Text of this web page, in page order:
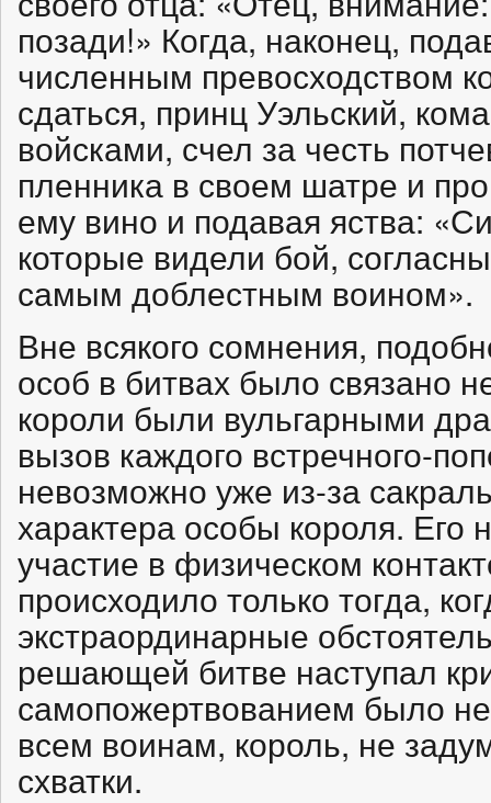
позади!» Когда, наконец,
численным превосходством
сдаться, принц Уэльский,
войсками, счел за честь
пленника в своем шатре и
ему вино и подавая яства:
которые видели бой,
самым доблестным воином».
Вне всякого сомнения,
особ в битвах было связано
короли были вульгарными
вызов каждого встречного-
невозможно уже из-за
характера особы короля. Его
участие в физическом
происходило только тогда,
экстраординарные
решающей битве наступал
самопожертвованием было
всем воинам, король, не
схватки.